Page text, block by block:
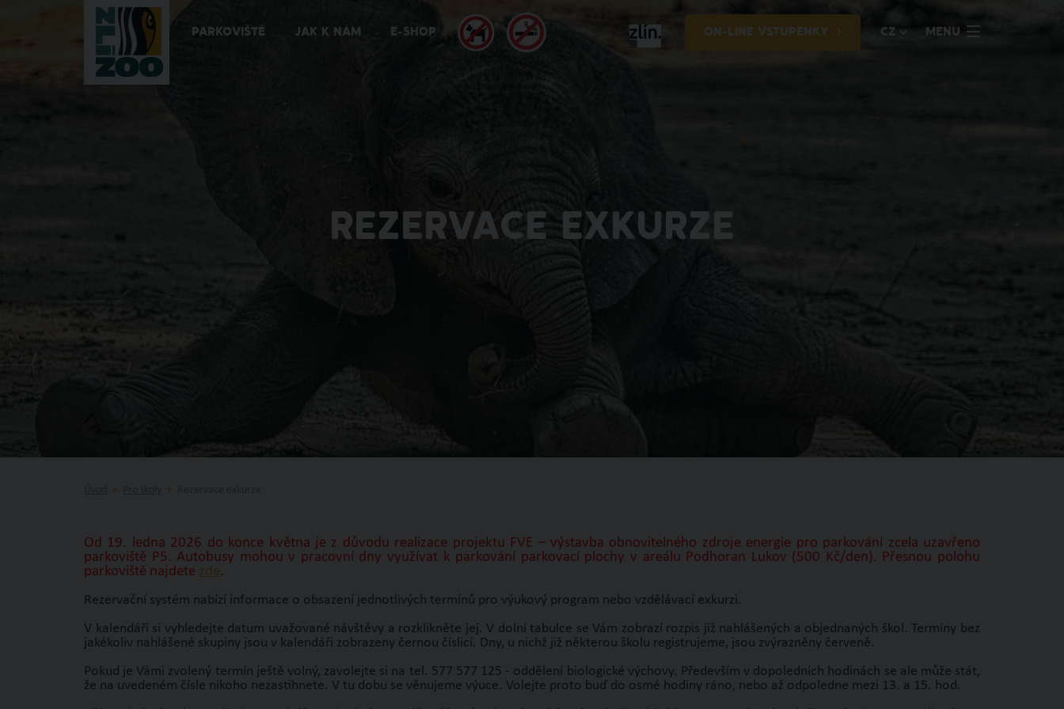
PARKOVIŠTĚ JAK K NÁM E-SHOP ON-LINE VSTUPENKY CZ MENU
REZERVACE EXKURZE
Od 19. ledna 2026 do konce května je z důvodu realizace projektu FVE – výstavba obnovitelného zdroje energie pro parkování zcela uzavřeno
parkoviště P5. Autobusy mohou v pracovní dny využívat k parkování parkovací plochy v areálu Podhoran Lukov (500 Kč/den). Přesnou polohu
parkoviště najdete zde.
Rezervační systém nabízí informace o obsazení jednotlivých termínů pro výukový program nebo vzdělávací exkurzi.
V kalendáři si vyhledejte datum uvažované návštěvy a rozklikněte jej. V dolní tabulce se Vám zobrazí rozpis již nahlášených a objednaných škol. Termíny bez
jakékoliv nahlášené skupiny jsou v kalendáři zobrazeny černou číslicí. Dny, u nichž již některou školu registrujeme, jsou zvýrazněny červeně.
Pokud je Vámi zvolený termín ještě volný, zavolejte si na tel. 577 577 125 - oddělení biologické výchovy. Především v dopoledních hodinách se ale může stát,
že na uvedeném čísle nikoho nezastihnete. V tu dobu se věnujeme výuce. Volejte proto buď do osmé hodiny ráno, nebo až odpoledne mezi 13. a 15. hod.